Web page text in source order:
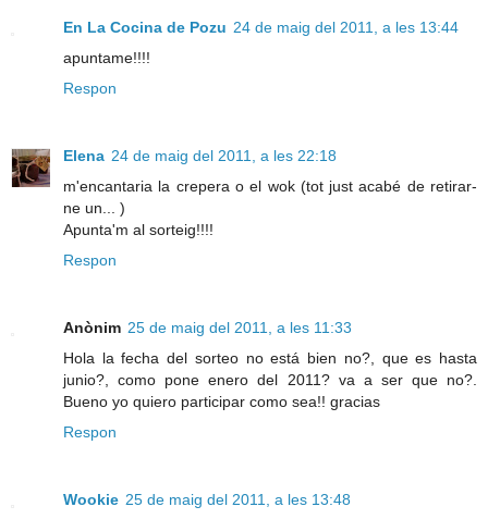
En La Cocina de Pozu 24 de maig del 2011, a les 13:44
apuntame!!!!
Respon
Elena 24 de maig del 2011, a les 22:18
m'encantaria la crepera o el wok (tot just acabé de retirar-
ne un... )
Apunta'm al sorteig!!!!
Respon
Anònim 25 de maig del 2011, a les 11:33
Hola la fecha del sorteo no está bien no?, que es hasta
junio?, como pone enero del 2011? va a ser que no?.
Bueno yo quiero participar como sea!! gracias
Respon
Wookie 25 de maig del 2011, a les 13:48